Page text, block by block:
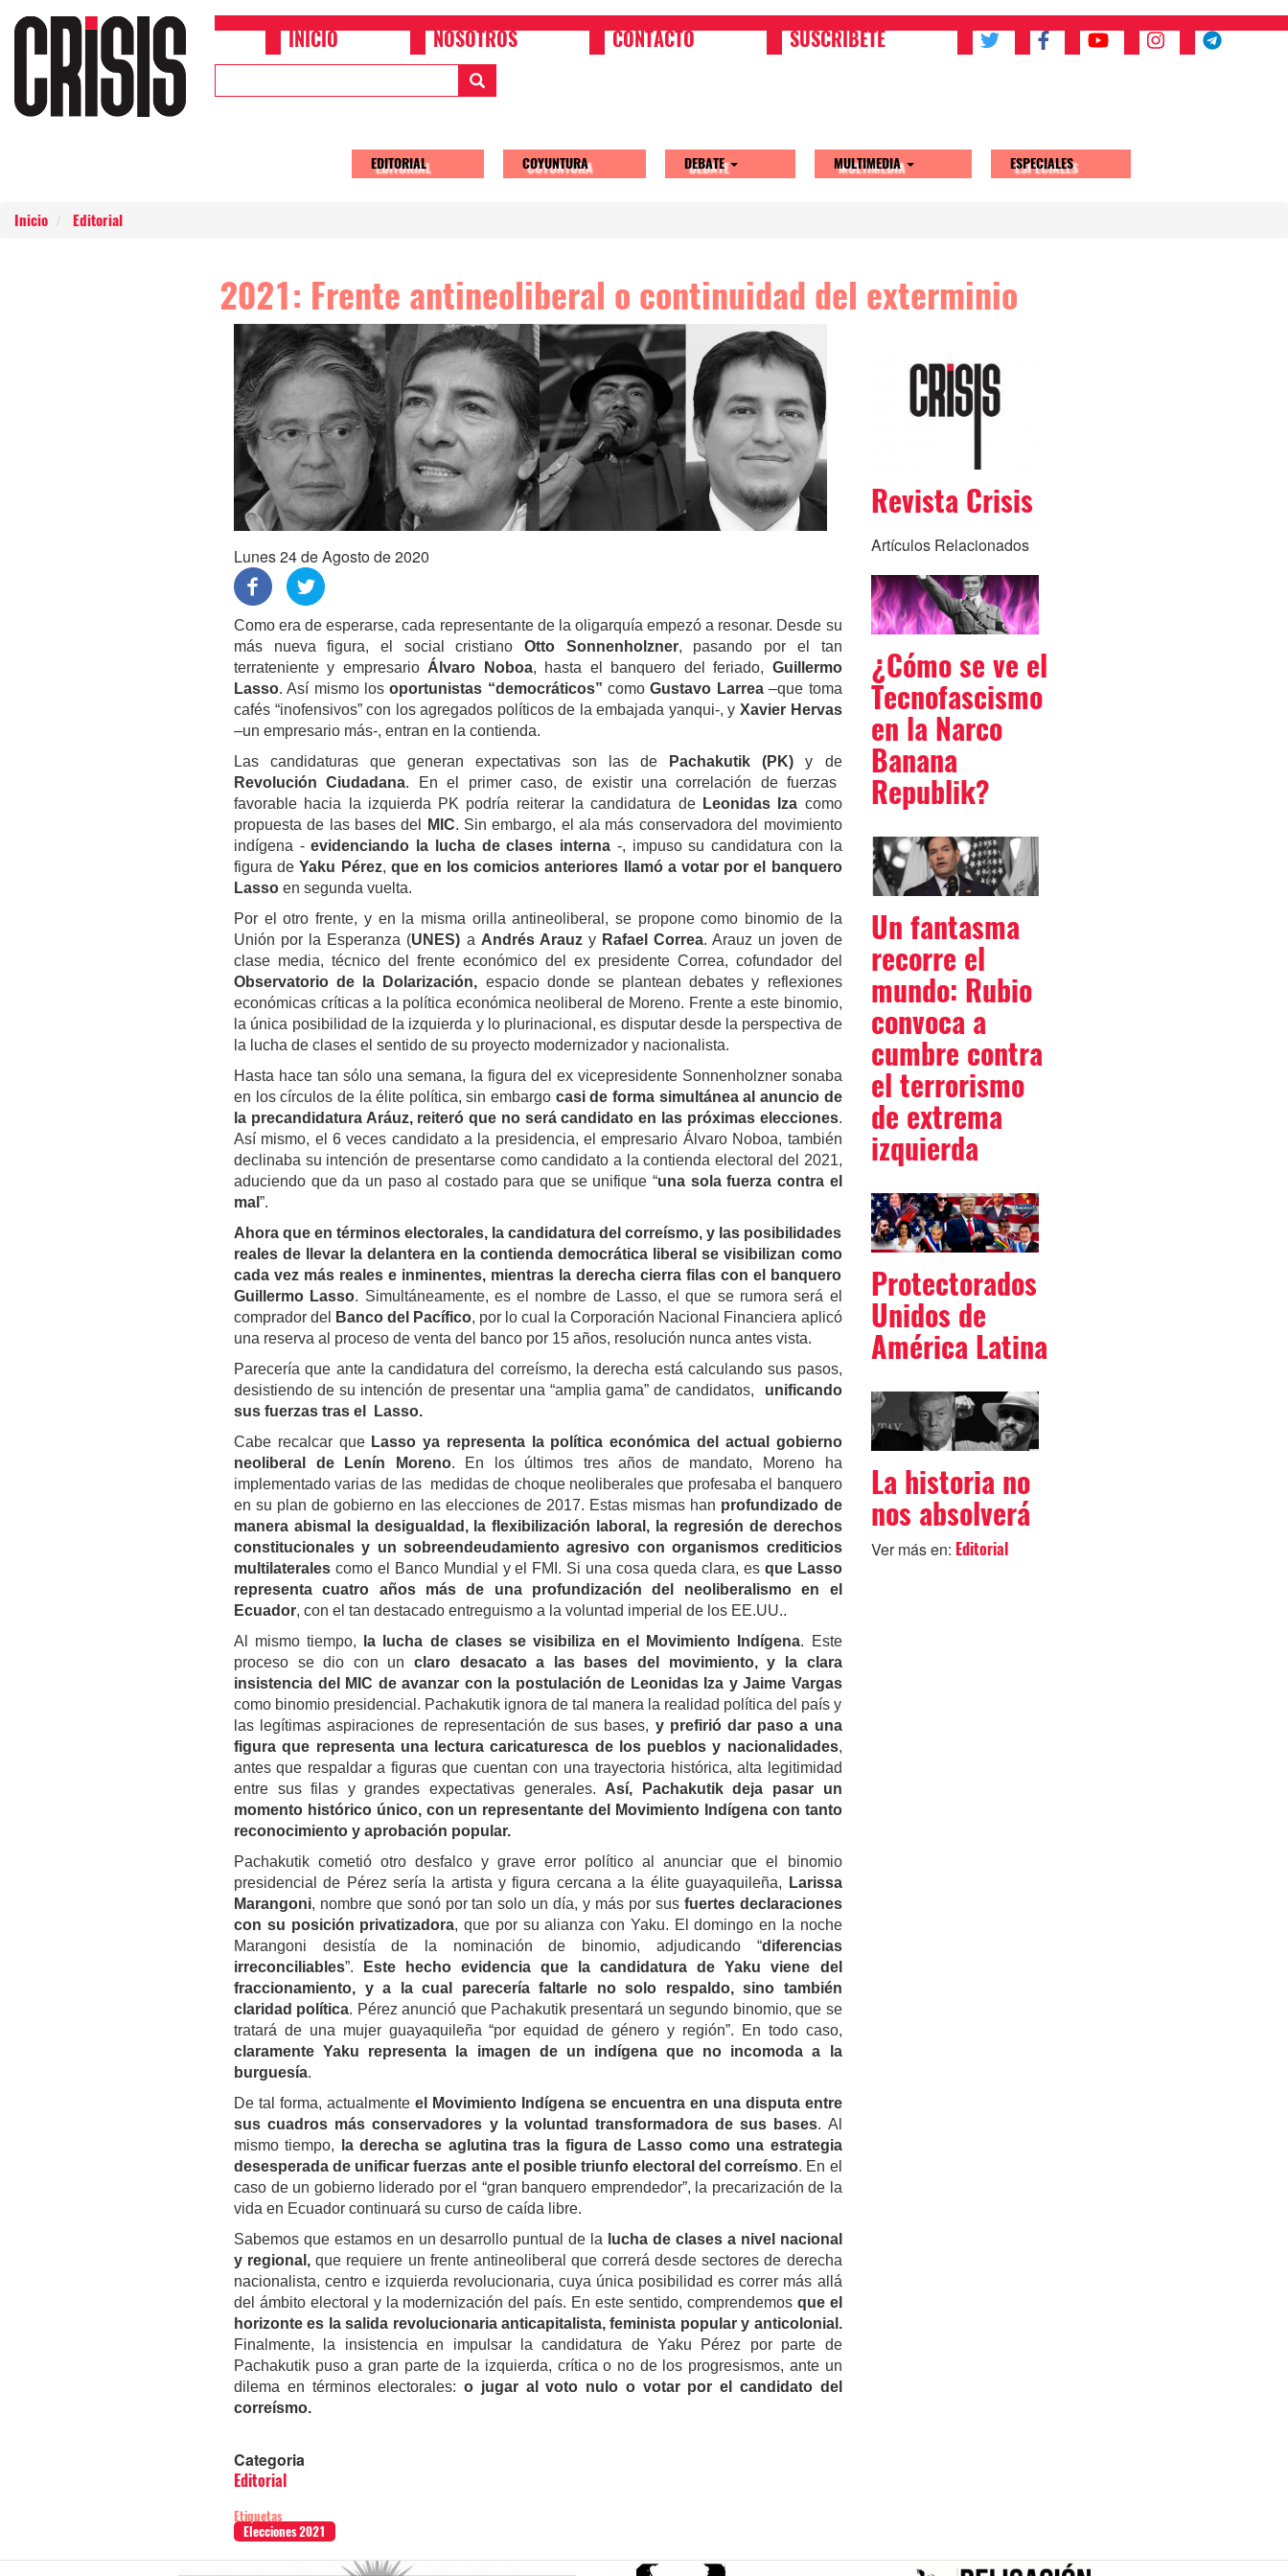
Pasar al contenido principal
Upper
Header
INICIO NOSOTROS CONTACTO SUSCRIBETE
Main
EDITORIAL COYUNTURA DEBATE MULTIMEDIA ESPECIALES
Inicio Editorial
2021: Frente antineoliberal o continuidad del exterminio
Lunes 24 de Agosto de 2020
Como era de esperarse, cada representante de la oligarquía empezó a resonar. Desde su
más nueva figura, el social cristianoOtto Sonnenholzner, pasando por el tan
terrateniente y empresario Álvaro Noboa, hasta el banquero del feriado, Guillermo
Lasso. Así mismo losoportunistas “democráticos”comoGustavo Larrea–que toma
cafés “inofensivos” con los agregados políticos de la embajada yanqui-, y Xavier Hervas
–un empresario más-, entran en la contienda.
Las candidaturas que generan expectativas son las de
Pachakutik (PK)y de
Revolución Ciudadana. En el primer caso, de existir una correlación de fuerzas
favorable hacia la izquierda PK podría reiterar la candidatura de Leonidas Iza como
propuesta de las bases del
MIC. Sin embargo, el ala más conservadora del movimiento
indígena -evidenciando la lucha de clases interna -, impuso su candidatura con la
figura deYaku Pérez, que en los comicios anteriores llamó a votar por el banquero
Lasso en segunda vuelta.
Por el otro frente, y en la misma orilla antineoliberal, se propone como binomio de la
Unión por la Esperanza (UNES) a Andrés Arauzy Rafael Correa. Arauz un joven de
clase media, técnico del frente económico del ex presidente Correa, cofundador del
Observatorio de la Dolarización, espacio donde se plantean debates y reflexiones
económicas críticas a la política económica neoliberal de Moreno. Frente a este binomio,
la única posibilidad de la izquierda y lo plurinacional, es disputar desde la perspectiva de
la lucha de clases el sentido de su proyecto modernizador y nacionalista.
Hasta hace tan sólo una semana, la figura del ex vicepresidente Sonnenholzner sonaba
en los círculos de la élite política, sin embargo casi de forma simultánea al anuncio de
la precandidatura Aráuz, reiteró que no será candidato en las próximas elecciones.
Así mismo, el 6 veces candidato a la presidencia, el empresario Álvaro Noboa, también
declinaba su intención de presentarse como candidato a la contienda electoral del 2021,
aduciendo que da un paso al costado para que se unifique “una sola fuerza contra el
mal ”.
Ahora que en términos electorales, la candidatura del correísmo, y las posibilidades
reales de llevar la delantera en la contienda democrática liberal se visibilizan como
cada vez más reales e inminentes, mientras la derecha cierra filas con el banquero
Guillermo Lasso. Simultáneamente, es el nombre de Lasso, el que se rumora será el
comprador del
Banco del Pacífico, por lo cual la Corporación Nacional Financiera aplicó
una reserva al proceso de venta del banco por 15 años, resolución nunca antes vista.
Parecería que ante la candidatura del correísmo, la derecha está calculando sus pasos,
desistiendo de su intención de presentar una “amplia gama” de candidatos, unificando
sus fuerzas tras el Lasso.
Cabe recalcar que Lasso ya representa la política económica del actual gobierno
neoliberal de Lenín Moreno. En los últimos tres años de mandato, Moreno ha
implementado varias de las medidas de choque neoliberales que profesaba el banquero
en su plan de gobierno en las elecciones de 2017. Estas mismas han profundizado de
manera abismal la desigualdad, la flexibilización laboral, la regresión de derechos
constitucionales y un sobreendeudamiento agresivo con organismos crediticios
multilaterales como el Banco Mundial y el FMI. Si una cosa queda clara, es que Lasso
representa cuatro años más de una profundización del neoliberalismo en el
Ecuador, con el tan destacado entreguismo a la voluntad imperial de los EE.UU..
Al mismo tiempo,
la lucha de clases se visibiliza en el Movimiento Indígena. Este
proceso se dio con unclaro desacato a las bases del movimiento, y la clara
insistencia del MIC de avanzar con la postulación de Leonidas Iza y Jaime Vargas
como binomio presidencial. Pachakutik ignora de tal manera la realidad política del país y
las legítimas aspiraciones de representación de sus bases, y prefirió dar paso a una
figura que representa una lectura caricaturesca de los pueblos y nacionalidades,
antes que respaldar a figuras que cuentan con una trayectoria histórica, alta legitimidad
entre sus filas y grandes expectativas generales. Así,
Pachakutik deja pasar un
momento histórico único, con un representante del Movimiento Indígena con tanto
reconocimiento y aprobación popular.
Pachakutik cometió otro desfalco y grave error político al anunciar que el binomio
presidencial de Pérez sería la artista y figura cercana a la élite guayaquileña,
Larissa
Marangoni, nombre que sonó por tan solo un día, y más por sus fuertes declaraciones
con su posición privatizadora, que por su alianza con Yaku. El domingo en la noche
Marangoni desistía de la nominación de binomio, adjudicando “diferencias
irreconciliables”.
Este hecho evidencia que la candidatura de Yaku viene del
fraccionamiento, y a la cual parecería faltarle no solo respaldo, sino también
claridad política. Pérez anunció que Pachakutik presentará un segundo binomio, que se
tratará de una mujer guayaquileña “por equidad de género y región”. En todo caso,
claramente Yaku representa la imagen de un indígena que no incomoda a la
burguesía.
De tal forma, actualmente el Movimiento Indígena se encuentra en una disputa entre
sus cuadros más conservadores y la voluntad transformadora de sus bases. Al
mismo tiempo,
la derecha se aglutina tras la figura de Lasso como una estrategia
desesperada de unificar fuerzas ante el posible triunfo electoral del correísmo. En el
caso de un gobierno liderado por el “gran banquero emprendedor”, la precarización de la
vida en Ecuador continuará su curso de caída libre.
Sabemos que estamos en un desarrollo puntual de la
lucha de clases a nivel nacional
y regional, que requiere un frente antineoliberal que correrá desde sectores de derecha
nacionalista, centro e izquierda revolucionaria, cuya única posibilidad es correr más allá
del ámbito electoral y la modernización del país. En este sentido, comprendemosque el
horizonte es la salida revolucionaria anticapitalista, feminista popular y anticolonial.
Finalmente, la insistencia en impulsar la candidatura de Yaku Pérez por parte de
Pachakutik puso a gran parte de la izquierda, crítica o no de los progresismos, ante un
dilema en términos electorales: o jugar al voto nulo o votar por el candidato del
correísmo.
Categoria
Editorial
Etiquetas
Elecciones 2021
Revista Crisis
Artículos Relacionados
¿Cómo se ve el
Tecnofascismo
en la Narco
Banana
Republik?
Un fantasma
recorre el
mundo: Rubio
convoca a
cumbre contra
el terrorismo
de extrema
izquierda
Protectorados
Unidos de
América Latina
La historia no
nos absolverá
Ver más en: Editorial